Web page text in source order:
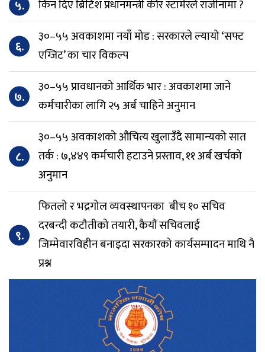
५. किन दिए ब्रिटिश प्रधानमन्त्री कीर स्टार्मरले राजीनामा ?
६.
३०–५५ अवकाशमा नयाँ मोड : सरकारले ल्यायो ‘सफ्ट
एग्जिट’ का चार विकल्प
७.
३०–५५ प्रावधानको आर्थिक भार : अवकाशमा जाने
कर्मचारीका लागि २५ अर्ब चाहिने अनुमान
८.
३०–५५ अवकाशको औचित्य खुलाउँदै सामान्यको सात
तर्क : ७,४४९ कर्मचारी हटाउने प्रस्ताव, ११ अर्ब खर्चको
अनुमान
९.
फितलो र भद्रगोल व्यवस्थापनका बीच १० सचिव
दरबन्दी कटौतीको तयारी, कैयौं सचिवलाई
जिम्मेवारविहीन बनाइदा सरकारको कार्यसम्पादन माथि नै
प्रश्न